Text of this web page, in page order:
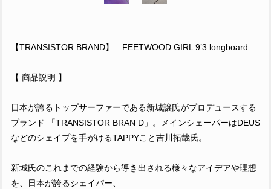
【TRANSISTOR BRAND】 FEETWOOD GIRL 9’3 longboard
【 商品説明 】
日本が誇るトップサーファーである新城譲氏がプロデュースする
ブランド 「TRANSISTOR BRAN D」。メインシェーパーはDEUS
などのシェイプを手がけるTAPPYこと吉川拓哉氏。
新城氏のこれまでの経験から導き出される様々なアイデアや理想
を、日本が誇るシェイパー、